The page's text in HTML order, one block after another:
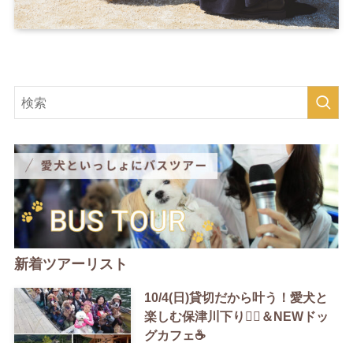
新着ツアーリスト
10/4(日)貸切だから叶う！愛犬と
楽しむ保津川下り🚣‍♀️＆NEWドッ
グカフェ☕️